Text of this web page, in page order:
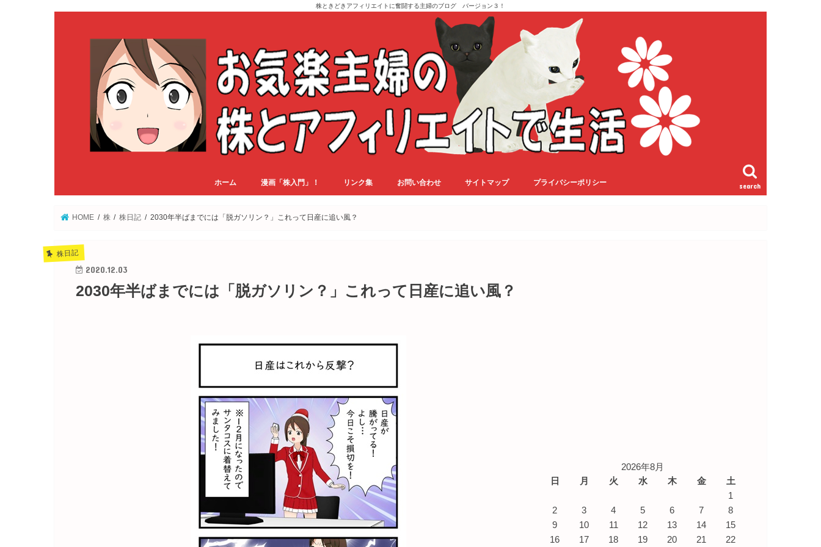
株ときどきアフィリエイトに奮闘する主婦のブログ バージョン３！
search
ホーム 漫画「株入門」！ リンク集 お問い合わせ サイトマップ プライバシーポリシー
HOME 株 株日記 2030年半ばまでには「脱ガソリン？」これって日産に追い風？
株日記
2020.12.03
2030年半ばまでには「脱ガソリン？」これって日産に追い風？
2026年8月
日
月 火 水 木 金
土
1
2
3 4 5 6 7
8
9
10 11 12 13 14
15
16
17 18 19 20 21 22